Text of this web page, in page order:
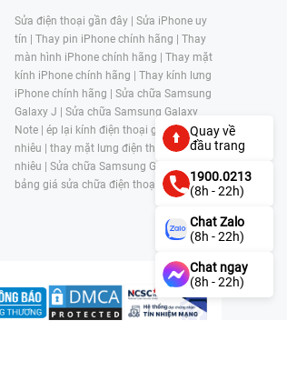
Sửa điện thoại gần đây | Sửa iPhone uy
tín | Thay pin iPhone chính hãng | Thay
màn hình iPhone chính hãng | Thay mặt
kính iPhone chính hãng | Thay kính lưng
iPhone chính hãng | Sửa chữa Samsung
Galaxy J | Sửa chữa Samsung Galaxy
Note | ép lại kính điện thoại giá bao
nhiêu | thay mặt lưng điện thoại giá bao
nhiêu | Sửa chữa Samsung Galaxy S |
bảng giá sửa chữa điện thoại samsung |
Quay về
đầu trang
1900.0213
(8h - 22h)
Chat Zalo
(8h - 22h)
Chat ngay
(8h - 22h)